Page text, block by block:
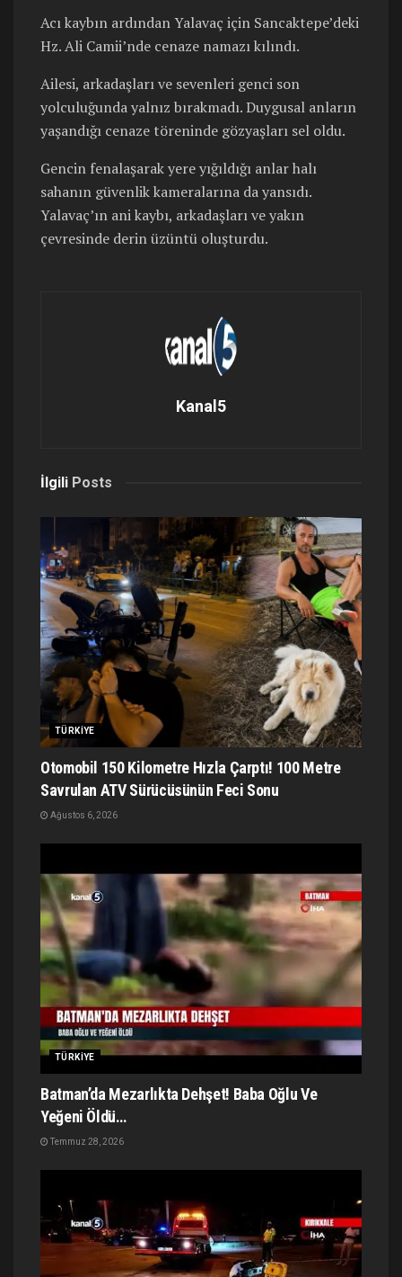
Acı kaybın ardından Yalavaç için Sancaktepe’deki
Hz. Ali Camii’nde cenaze namazı kılındı.
Ailesi, arkadaşları ve sevenleri genci son
yolculuğunda yalnız bırakmadı. Duygusal anların
yaşandığı cenaze töreninde gözyaşları sel oldu.
Gencin fenalaşarak yere yığıldığı anlar halı
sahanın güvenlik kameralarına da yansıdı.
Yalavaç’ın ani kaybı, arkadaşları ve yakın
çevresinde derin üzüntü oluşturdu.
Kanal5
İlgili Posts
TÜRKIYE
Otomobil 150 Kilometre Hızla Çarptı! 100 Metre
Savrulan ATV Sürücüsünün Feci Sonu
Ağustos 6, 2026
TÜRKIYE
Batman’da Mezarlıkta Dehşet! Baba Oğlu Ve
Yeğeni Öldü…
Temmuz 28, 2026